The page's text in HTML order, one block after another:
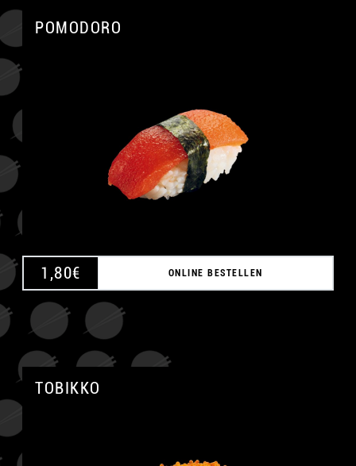
POMODORO
1,80€ ONLINE BESTELLEN
TOBIKKO